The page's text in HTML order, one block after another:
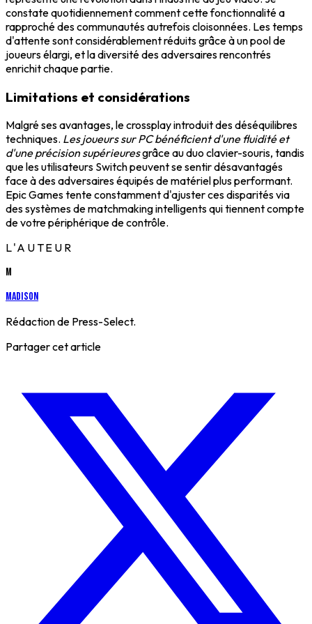
constate quotidiennement comment cette fonctionnalité a
rapproché des communautés autrefois cloisonnées. Les temps
d'attente sont considérablement réduits grâce à un pool de
joueurs élargi, et la diversité des adversaires rencontrés
enrichit chaque partie.
Limitations et considérations
Malgré ses avantages, le crossplay introduit des déséquilibres
techniques. Les joueurs sur PC bénéficient d'une fluidité et
d'une précision supérieuresgrâce au duo clavier-souris, tandis
que les utilisateurs Switch peuvent se sentir désavantagés
face à des adversaires équipés de matériel plus performant.
Epic Games tente constamment d'ajuster ces disparités via
des systèmes de matchmaking intelligents qui tiennent compte
de votre périphérique de contrôle.
L'AUTEUR
M
Madison
Rédaction de Press-Select.
Partager cet article